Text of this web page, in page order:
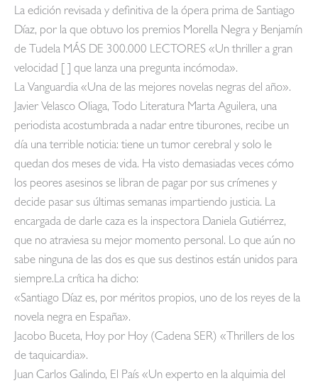
La edición revisada y definitiva de la ópera prima de Santiago
Díaz, por la que obtuvo los premios Morella Negra y Benjamín
de Tudela MÁS DE 300.000 LECTORES «Un thriller a gran
velocidad [ ] que lanza una pregunta incómoda».
La Vanguardia «Una de las mejores novelas negras del año».
Javier Velasco Oliaga, Todo Literatura Marta Aguilera, una
periodista acostumbrada a nadar entre tiburones, recibe un
día una terrible noticia: tiene un tumor cerebral y solo le
quedan dos meses de vida. Ha visto demasiadas veces cómo
los peores asesinos se libran de pagar por sus crímenes y
decide pasar sus últimas semanas impartiendo justicia. La
encargada de darle caza es la inspectora Daniela Gutiérrez,
que no atraviesa su mejor momento personal. Lo que aún no
sabe ninguna de las dos es que sus destinos están unidos para
siempre.La crítica ha dicho:
«Santiago Díaz es, por méritos propios, uno de los reyes de la
novela negra en España».
Jacobo Buceta, Hoy por Hoy (Cadena SER) «Thrillers de los
de taquicardia».
Juan Carlos Galindo, El País «Un experto en la alquimia del